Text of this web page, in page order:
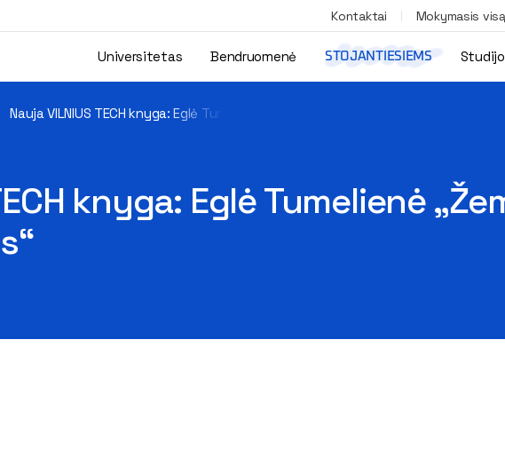
Kontaktai Mokymasis
Universitetas Bendruomenė STOJANTIESIEMS
Nauja VILNIUS TECH knyga: Eglė Tumelienė „Žemės tvarkymas ir administravimas“
knyga: Eglė Tumelienė